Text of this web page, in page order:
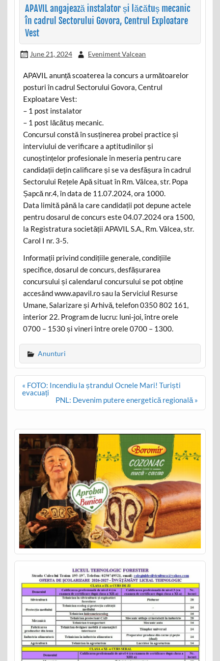
APAVIL angajează instalator și lăcătuș mecanic
în cadrul Sectorului Govora, Centrul Exploatare
Vest
June 21, 2024 Eveniment Valcean
APAVIL anunță scoaterea la concurs a următoarelor
posturi în cadrul Sectorului Govora, Centrul
Exploatare Vest:
– 1 post instalator
– 1 post lăcătuș mecanic.
Concursul constă în susținerea probei practice și
interviului de verificare a aptitudinilor și
cunoștințelor profesionale în meseria pentru care
candidații dețin calificare și se va desfășura în cadrul
Sectorului Rețele Apă situat în Rm. Vâlcea, str. Popa
Șapcă nr.4, în data de 11.07.2024, ora 1000.
Data limită până la care candidații pot depune actele
pentru dosarul de concurs este 04.07.2024 ora 1500,
la Registratura societății APAVIL S.A., Rm. Vâlcea, str.
Carol I nr. 3-5.
Informații privind condițiile generale, condițiile
specifice, dosarul de concurs, desfășurarea
concursului și calendarul concursului se pot obține
accesând www.apavil.ro sau la Serviciul Resurse
Umane, Salarizare și Arhivă, telefon 0350 802 161,
interior 22. Program de lucru: luni-joi, între orele
0700 – 1530 și vineri între orele 0700 – 1300.
Anunturi
Post
navigation
« FOTO: Incendiu la ștrandul Ocnele Mari! Turiști
evacuați
PNL: Devenim putere energetică regională »